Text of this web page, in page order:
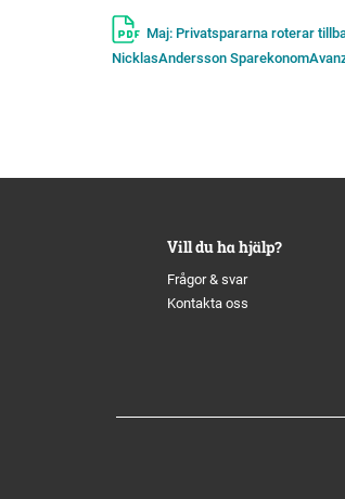
Maj: Privatspararna roterar
NicklasAndersson
Vill du ha hjälp?
Frågor & svar
Kontakta oss